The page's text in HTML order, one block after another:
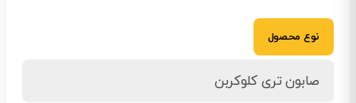
نوع محصول
صابون تری کلوکربن